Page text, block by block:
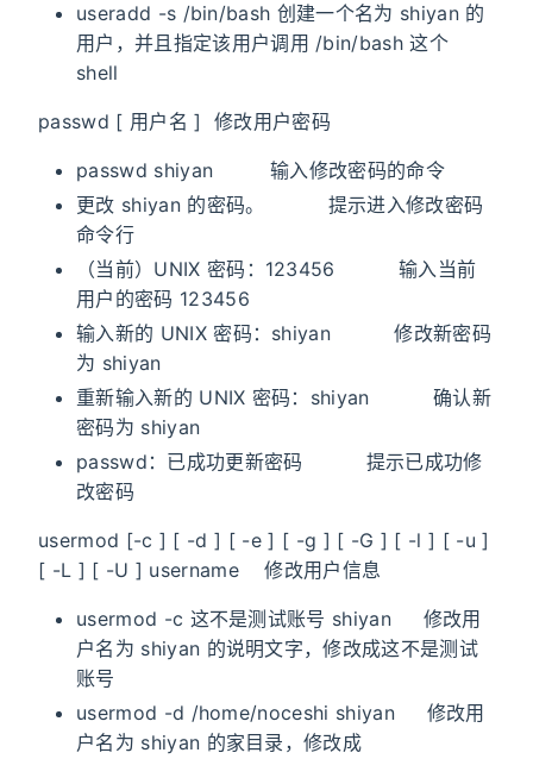
useradd -s /bin/bash 创建一个名为 shiyan 的
用户，并且指定该用户调用 /bin/bash 这个
shell
passwd [ 用户名 ] 修改用户密码
passwd shiyan 输入修改密码的命令
更改 shiyan 的密码。 提示进入修改密码
命令行
（当前）UNIX 密码：123456 输入当前
用户的密码 123456
输入新的 UNIX 密码：shiyan 修改新密码
为 shiyan
重新输入新的 UNIX 密码：shiyan 确认新
密码为 shiyan
passwd：已成功更新密码 提示已成功修
改密码
usermod [-c ] [ -d ] [ -e ] [ -g ] [ -G ] [ -l ] [ -u ]
[ -L ] [ -U ] username 修改用户信息
usermod -c 这不是测试账号 shiyan 修改用
户名为 shiyan 的说明文字，修改成这不是测试
账号
usermod -d /home/noceshi shiyan 修改用
户名为 shiyan 的家目录，修改成